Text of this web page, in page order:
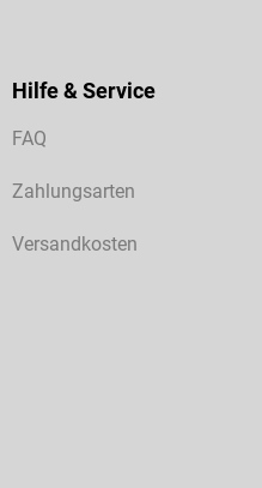
Hilfe & Service
FAQ
Zahlungsarten
Versandkosten